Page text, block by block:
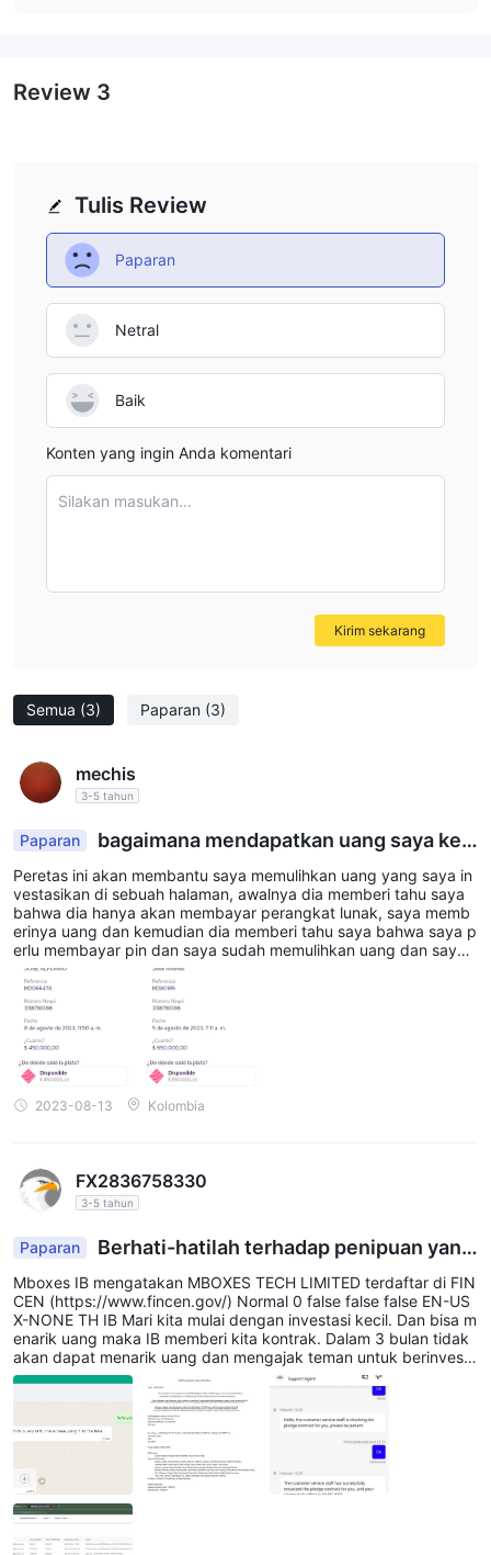
Semua (3) Paparan (3)
mechis
3-5 tahun
Paparan
bagaimana mendapatkan uang saya ke
mbali
Peretas ini akan membantu saya memulihkan uang yang saya in
vestasikan di sebuah halaman, awalnya dia memberi tahu saya
bahwa dia hanya akan membayar perangkat lunak, saya memb
erinya uang dan kemudian dia memberi tahu saya bahwa saya p
erlu membayar pin dan saya sudah memulihkan uang dan saya
membayar pinnya dan kemudian saya membutuhkan pemindai
dua, saya tidak ingin membayarnya lagi dan dia tidak ingin men
gembalikan uang saya atau melakukan pekerjaan itu. Apakah m
ungkin untuk memulihkan uang ini? halamannya adalah ziza_tec
2023-08-13 Kolombia
FX2836758330
3-5 tahun
Paparan
Berhati-hatilah terhadap penipuan yang
membuat Anda percaya bahwa itu aman.
Mboxes IB mengatakan MBOXES TECH LIMITED terdaftar di FIN
CEN (https://www.fincen.gov/) Normal 0 false false false EN-US
X-NONE TH IB Mari kita mulai dengan investasi kecil. Dan bisa m
enarik uang maka IB memberi kita kontrak. Dalam 3 bulan tidak
akan dapat menarik uang dan mengajak teman untuk berinvesta
si sampai dengan tanggal jatuh tempo 3 bulan, saya telah melak
ukan penarikan, tetapi dengan tidak menerima uang ditarik satu
baht. Normal 0 false false false EN-US X-NONE TH setelah itu, s
aya mendapat Ditanya Mboxes tentang penarikan uang, dia ber
kata "dalam peninjauan" dan saya bertanya, "Berapa lama wakt
u yang dibutuhkan untuk memeriksa?" Mbox terdiam. Setelah it
u, dia memblokir kontak. Pesan yang dibahas juga menghilang d
an saya telah mengirim email untuk melaporkan masalah tersebu
t. tapi tidak mendapat balasan. Sampai sekarang saya masih bel
um menerima uangnya.
Tulis Review
Paparan
Netral
Baik
Konten yang ingin Anda komentari
Silakan masukan...
Kirim sekarang
Review 3